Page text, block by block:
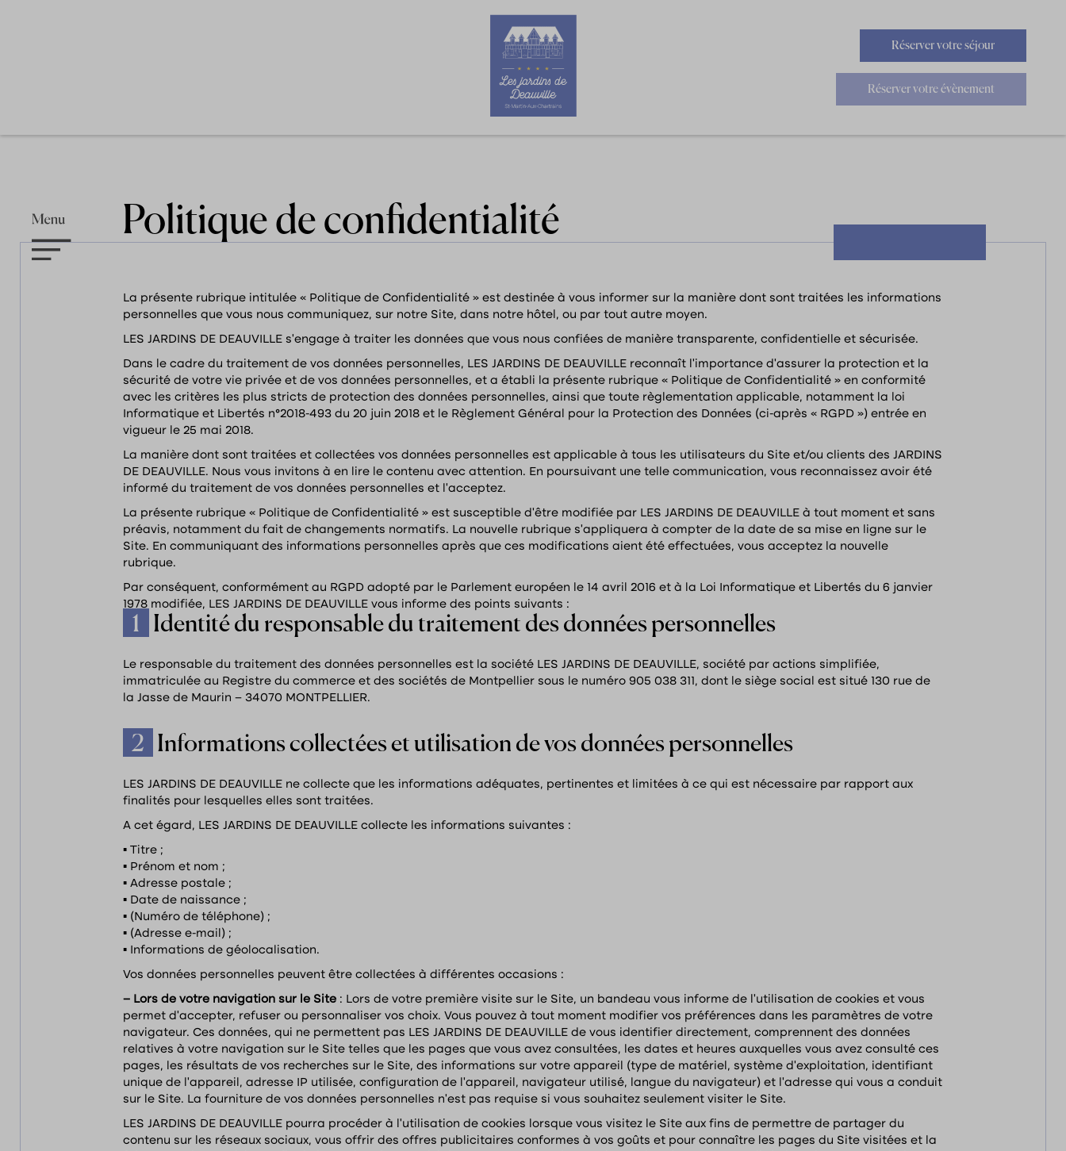
Réserver votre séjour
Réserver votre évènement
Vous êtes ici :
Accueil
Politique de confidentialité
La présente rubrique intitulée « Politique de Confidentialité » est destinée à vous informer sur la manière dont sont traitées les informations
personnelles que vous nous communiquez, sur notre Site, dans notre hôtel, ou par tout autre moyen.
LES JARDINS DE DEAUVILLE s’engage à traiter les données que vous nous confiées de manière transparente, confidentielle et sécurisée.
Dans le cadre du traitement de vos données personnelles, LES JARDINS DE DEAUVILLE reconnaît l’importance d’assurer la protection et la
sécurité de votre vie privée et de vos données personnelles, et a établi la présente rubrique « Politique de Confidentialité » en conformité
avec les critères les plus stricts de protection des données personnelles, ainsi que toute règlementation applicable, notamment la loi
Informatique et Libertés n°2018-493 du 20 juin 2018 et le Règlement Général pour la Protection des Données (ci-après « RGPD ») entrée en
vigueur le 25 mai 2018.
La manière dont sont traitées et collectées vos données personnelles est applicable à tous les utilisateurs du Site et/ou clients des JARDINS
DE DEAUVILLE. Nous vous invitons à en lire le contenu avec attention. En poursuivant une telle communication, vous reconnaissez avoir été
informé du traitement de vos données personnelles et l’acceptez.
La présente rubrique « Politique de Confidentialité » est susceptible d’être modifiée par LES JARDINS DE DEAUVILLE à tout moment et sans
préavis, notamment du fait de changements normatifs. La nouvelle rubrique s’appliquera à compter de la date de sa mise en ligne sur le
Site. En communiquant des informations personnelles après que ces modifications aient été effectuées, vous acceptez la nouvelle
rubrique.
Par conséquent, conformément au RGPD adopté par le Parlement européen le 14 avril 2016 et à la Loi Informatique et Libertés du 6 janvier
1978 modifiée, LES JARDINS DE DEAUVILLE vous informe des points suivants :
1 Identité du responsable du traitement des données personnelles
Le responsable du traitement des données personnelles est la société LES JARDINS DE DEAUVILLE, société par actions simplifiée,
immatriculée au Registre du commerce et des sociétés de Montpellier sous le numéro 905 038 311, dont le siège social est situé 130 rue de
la Jasse de Maurin – 34070 MONTPELLIER.
2 Informations collectées et utilisation de vos données personnelles
LES JARDINS DE DEAUVILLE ne collecte que les informations adéquates, pertinentes et limitées à ce qui est nécessaire par rapport aux
finalités pour lesquelles elles sont traitées.
A cet égard, LES JARDINS DE DEAUVILLE collecte les informations suivantes :
▪ Titre ;
▪ Prénom et nom ;
▪ Adresse postale ;
▪ Date de naissance ;
▪ (Numéro de téléphone) ;
▪ (Adresse e-mail) ;
▪ Informations de géolocalisation.
Vos données personnelles peuvent être collectées à différentes occasions :
– Lors de votre navigation sur le Site : Lors de votre première visite sur le Site, un bandeau vous informe de l’utilisation de cookies et vous
permet d’accepter, refuser ou personnaliser vos choix. Vous pouvez à tout moment modifier vos préférences dans les paramètres de votre
navigateur. Ces données, qui ne permettent pas LES JARDINS DE DEAUVILLE de vous identifier directement, comprennent des données
relatives à votre navigation sur le Site telles que les pages que vous avez consultées, les dates et heures auxquelles vous avez consulté ces
pages, les résultats de vos recherches sur le Site, des informations sur votre appareil (type de matériel, système d’exploitation, identifiant
unique de l’appareil, adresse IP utilisée, configuration de l’appareil, navigateur utilisé, langue du navigateur) et l’adresse qui vous a conduit
sur le Site. La fourniture de vos données personnelles n’est pas requise si vous souhaitez seulement visiter le Site.
LES JARDINS DE DEAUVILLE pourra procéder à l’utilisation de cookies lorsque vous visitez le Site aux fins de permettre de partager du
contenu sur les réseaux sociaux, vous offrir des offres publicitaires conformes à vos goûts et pour connaître les pages du Site visitées et la